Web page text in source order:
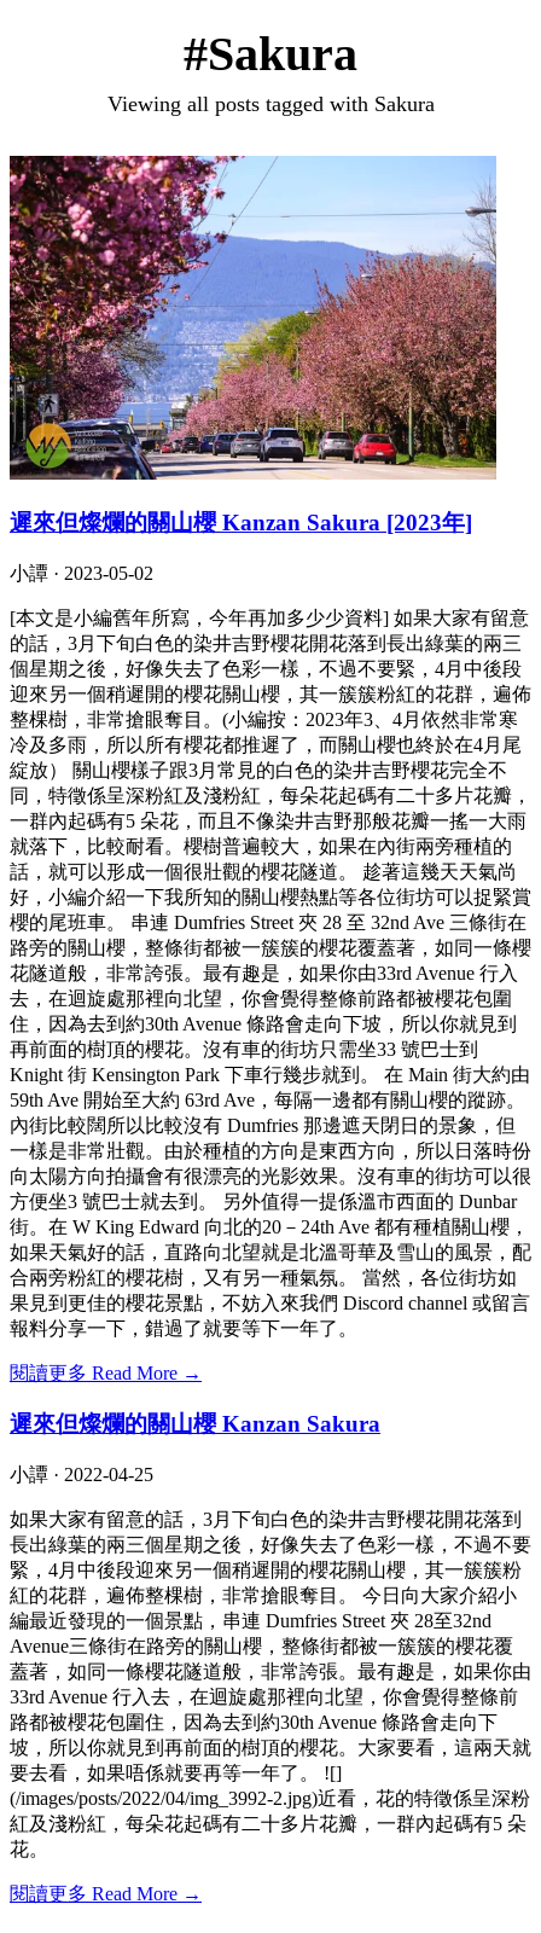
#Sakura
Viewing all posts tagged with Sakura
遲來但燦爛的關山櫻 Kanzan Sakura [2023年]
小譚 · 2023-05-02
[本文是小編舊年所寫，今年再加多少少資料] 如果大家有留意
的話，3月下旬白色的染井吉野櫻花開花落到長出綠葉的兩三
個星期之後，好像失去了色彩一樣，不過不要緊，4月中後段
迎來另一個稍遲開的櫻花關山櫻，其一簇簇粉紅的花群，遍佈
整棵樹，非常搶眼奪目。(小編按：2023年3、4月依然非常寒
冷及多雨，所以所有櫻花都推遲了，而關山櫻也終於在4月尾
綻放） 關山櫻樣子跟3月常見的白色的染井吉野櫻花完全不
同，特徵係呈深粉紅及淺粉紅，每朵花起碼有二十多片花瓣，
一群內起碼有5 朵花，而且不像染井吉野那般花瓣一搖一大雨
就落下，比較耐看。櫻樹普遍較大，如果在內街兩旁種植的
話，就可以形成一個很壯觀的櫻花隧道。 趁著這幾天天氣尚
好，小編介紹一下我所知的關山櫻熱點等各位街坊可以捉緊賞
櫻的尾班車。 串連 Dumfries Street 夾 28 至 32nd Ave 三條街在
路旁的關山櫻，整條街都被一簇簇的櫻花覆蓋著，如同一條櫻
花隧道般，非常誇張。最有趣是，如果你由33rd Avenue 行入
去，在迴旋處那裡向北望，你會覺得整條前路都被櫻花包圍
住，因為去到約30th Avenue 條路會走向下坡，所以你就見到
再前面的樹頂的櫻花。沒有車的街坊只需坐33 號巴士到
Knight 街 Kensington Park 下車行幾步就到。 在 Main 街大約由
59th Ave 開始至大約 63rd Ave，每隔一邊都有關山櫻的蹤跡。
內街比較闊所以比較沒有 Dumfries 那邊遮天閉日的景象，但
一樣是非常壯觀。由於種植的方向是東西方向，所以日落時份
向太陽方向拍攝會有很漂亮的光影效果。沒有車的街坊可以很
方便坐3 號巴士就去到。 另外值得一提係溫市西面的 Dunbar
街。在 W King Edward 向北的20－24th Ave 都有種植關山櫻，
如果天氣好的話，直路向北望就是北溫哥華及雪山的風景，配
合兩旁粉紅的櫻花樹，又有另一種氣氛。 當然，各位街坊如
果見到更佳的櫻花景點，不妨入來我們 Discord channel 或留言
報料分享一下，錯過了就要等下一年了。
閱讀更多 Read More →
遲來但燦爛的關山櫻 Kanzan Sakura
小譚 · 2022-04-25
如果大家有留意的話，3月下旬白色的染井吉野櫻花開花落到
長出綠葉的兩三個星期之後，好像失去了色彩一樣，不過不要
緊，4月中後段迎來另一個稍遲開的櫻花關山櫻，其一簇簇粉
紅的花群，遍佈整棵樹，非常搶眼奪目。 今日向大家介紹小
編最近發現的一個景點，串連 Dumfries Street 夾 28至32nd
Avenue三條街在路旁的關山櫻，整條街都被一簇簇的櫻花覆
蓋著，如同一條櫻花隧道般，非常誇張。最有趣是，如果你由
33rd Avenue 行入去，在迴旋處那裡向北望，你會覺得整條前
路都被櫻花包圍住，因為去到約30th Avenue 條路會走向下
坡，所以你就見到再前面的樹頂的櫻花。大家要看，這兩天就
要去看，如果唔係就要再等一年了。 ![]
(/images/posts/2022/04/img_3992-2.jpg)近看，花的特徵係呈深粉
紅及淺粉紅，每朵花起碼有二十多片花瓣，一群內起碼有5 朵
花。
閱讀更多 Read More →